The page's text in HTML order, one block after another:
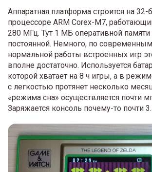
Аппаратная платформа строится на 32-
процессоре ARM Corex-M7,
280 МГц. Тут 1 МБ оперативной
постоянной. Немного, по
нормальной работы встроенных игр
вполне достаточно. Используется
которой хватает на 8 ч игры, а в
с легкостью протянет несколько
«режима сна» осуществляется почти
Заряжается консоль почему-то почти